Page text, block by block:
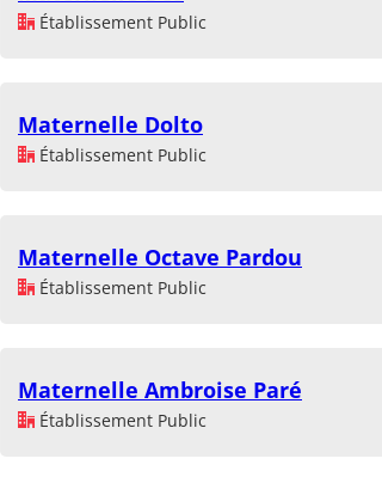
Établissement Public
Maternelle Dolto
Établissement Public
Maternelle Octave Pardou
Établissement Public
Maternelle Ambroise Paré
Établissement Public